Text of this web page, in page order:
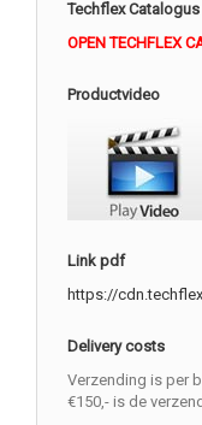
Techflex Catalogus
OPEN TECHFLEX
Productvideo
Link pdf
https://
Delivery costs
Verzending is per
€150,- is de